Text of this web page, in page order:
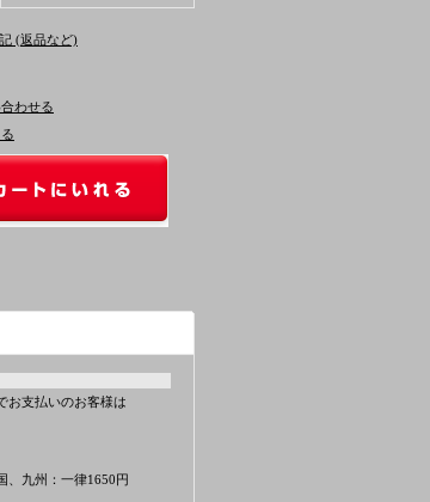
(返品など)
わせる
お支払いのお客様は
、九州：一律1650円